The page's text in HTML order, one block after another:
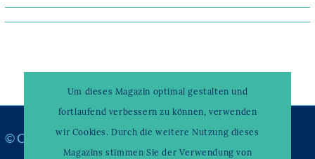
© Copyright –WAHRENDORFF KLINIKUM
Um dieses Magazin optimal gestalten und
fortlaufend verbessern zu können, verwenden
wir Cookies. Durch die weitere Nutzung dieses
Magazins stimmen Sie der Verwendung von